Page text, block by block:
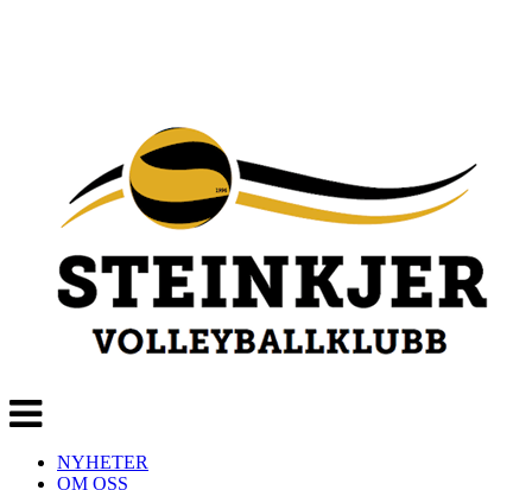
Veksle
navigasjon
NYHETER
OM OSS